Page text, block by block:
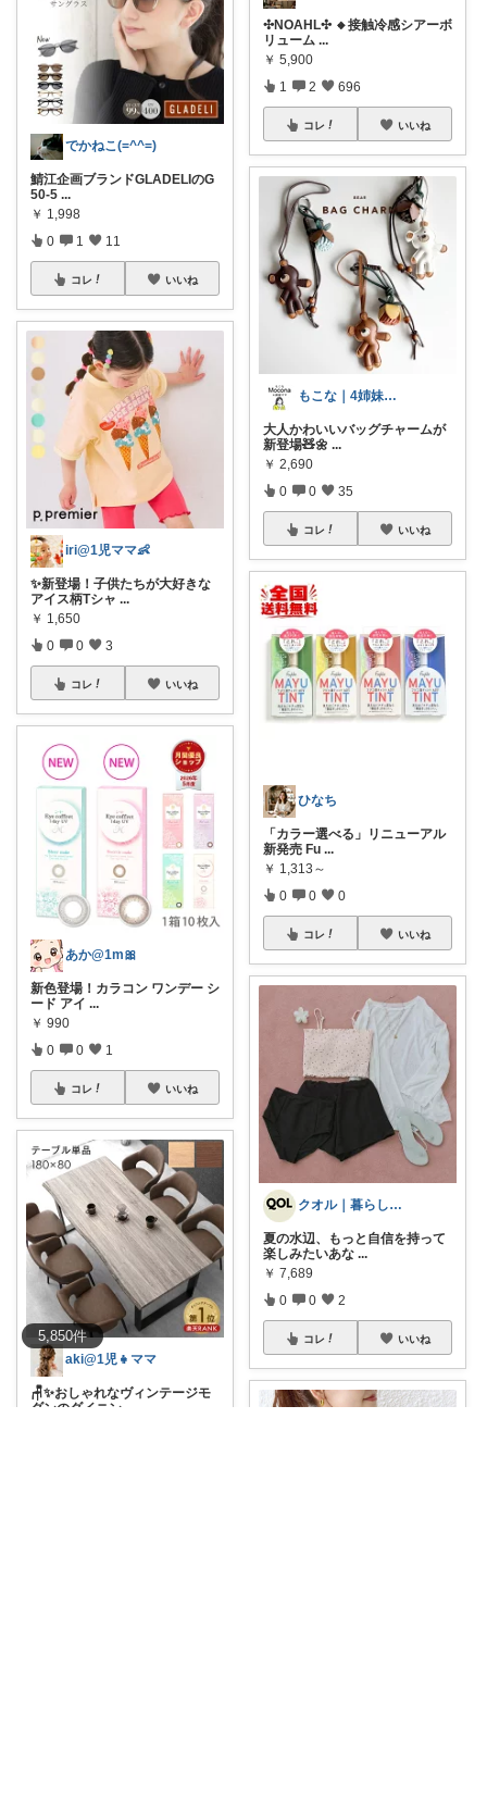
5,850件
でかねこ(=^^=)
鯖江企画ブランドGLADELIのG
50‑5 ...
￥ 1,998
0 1 11
コレ いいね
iri@1児ママ👶
✨新登場！子供たちが大好きな
アイス柄Tシャ ...
￥ 1,650
0 0 3
コレ いいね
あか@1m🎀
新色登場！カラコン ワンデー シ
ード アイ ...
￥ 990
0 0 1
コレ いいね
aki@1児👧ママ
🪑✨おしゃれなヴィンテージモ
ダンのダイニン
✣NOAHL✣ 🔸接触冷感シアーボ
リューム ...
￥ 5,900
1 2 696
コレ いいね
もこな｜4姉妹ママ×子供のも×家事ラク
大人かわいいバッグチャームが
新登場🧸🌼 ...
￥ 2,690
0 0 35
コレ いいね
ひなち
「カラー選べる」リニューアル
新発売 Fu ...
￥ 1,313～
0 0 0
コレ いいね
クオル｜暮らしの「質」爆上げ🈁
夏の水辺、もっと自信を持って
楽しみたいあな ...
￥ 7,689
0 0 2
コレ いいね